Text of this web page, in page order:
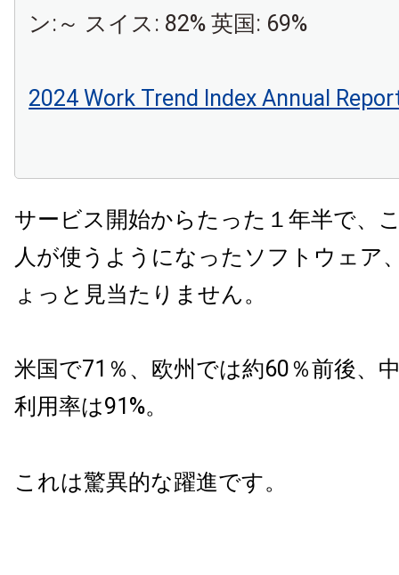
ン:～ スイス: 82% 英国: 69%
2024 Work Trend Index Annual
サービス開始からたった１年半で、
人が使うようになったソフトウェア
ょっと見当たりません。
米国で71％、欧州では約60％前後、
利用率は91%。
これは驚異的な躍進です。